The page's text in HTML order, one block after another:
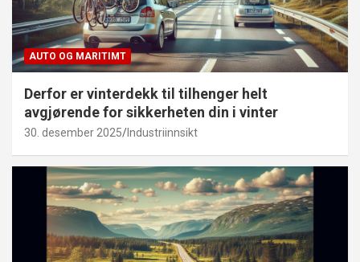
AUTO OG MARITIMT
Derfor er vinterdekk til tilhenger helt
avgjørende for sikkerheten din i vinter
30. desember 2025 Industriinnsikt